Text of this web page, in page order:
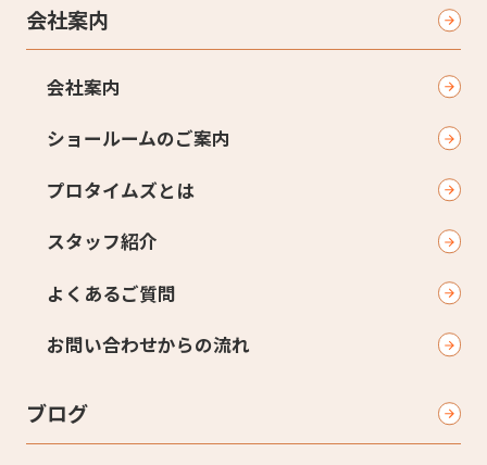
会社案内
会社案内
ショールームのご案内
プロタイムズとは
スタッフ紹介
よくあるご質問
お問い合わせからの流れ
ブログ